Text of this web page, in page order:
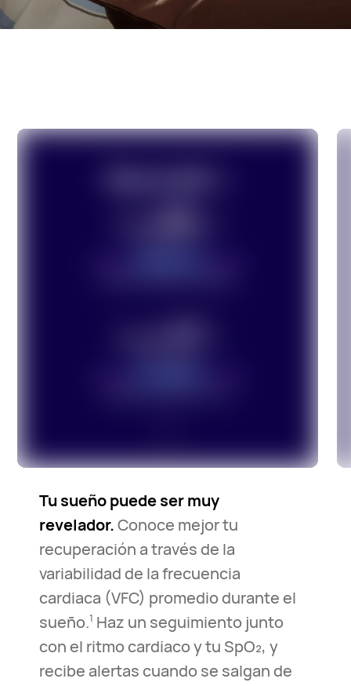
Tu sueño puede ser muy
revelador.Conoce mejor tu
recuperación a través de la
variabilidad de la frecuencia
cardiaca (VFC) promedio durante el
sueño.1 Haz un seguimiento junto
con el ritmo cardiaco y tu SpO₂, y
recibe alertas cuando se salgan de